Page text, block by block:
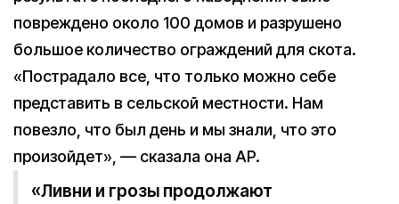
повреждено около 100 домов и разрушено
большое количество ограждений для скота.
«Пострадало все, что только можно себе
представить в сельской местности. Нам
повезло, что был день и мы знали, что это
произойдет», — сказала она AP.
«Ливни и грозы продолжают